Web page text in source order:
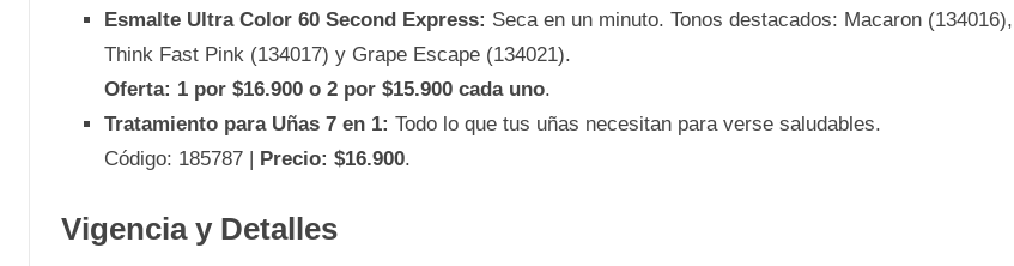
Esmalte Ultra Color 60 Second Express: Seca en un minuto. Tonos destacados: Macaron (134016),
Think Fast Pink (134017) y Grape Escape (134021).
Oferta: 1 por $16.900 o 2 por $15.900 cada uno.
Tratamiento para Uñas 7 en 1: Todo lo que tus uñas necesitan para verse saludables.
Código: 185787 | Precio: $16.900.
Vigencia y Detalles